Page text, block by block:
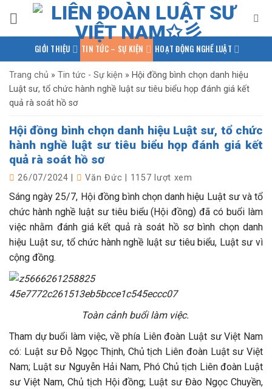
qua
nội
GIỚI THIỆU TIN TỨC – SỰ KIỆN HOẠT ĐỘNG NGHỀ LUẬT
PHÁP LUẬT QUỐC TẾ NGHIÊN CỨU – TRAO ĐỔI
KIẾN THỨC PHÁP LUẬT
Trang chủ » Tin tức - Sự kiện » Hội đồng bình chọn danh hiệu
Luật sư, tổ chức hành nghề luật sư tiêu biểu họp đánh giá kết
quả rà soát hồ sơ
Hội đồng bình chọn danh hiệu Luật sư, tổ chức
hành nghề luật sư tiêu biểu họp đánh giá kết
quả rà soát hồ sơ
26/07/2024 Văn Đức 1157 lượt xem
Sáng ngày 25/7, Hội đồng bình chọn danh hiệu Luật sư và tổ
chức hành nghề luật sư tiêu biểu (Hội đồng) đã có buổi làm
việc nhằm đánh giá kết quả rà soát hồ sơ bình chọn danh
hiệu Luật sư, tổ chức hành nghề luật sư tiêu biểu, Luật sư vì
cộng đồng.
Toàn cảnh buổi làm việc.
Tham dự buổi làm việc, về phía Liên đoàn Luật sư Việt Nam
có: Luật sư Đỗ Ngọc Thịnh, Chủ tịch Liên đoàn Luật sư Việt
Nam; Luật sư Nguyễn Hải Nam, Phó Chủ tịch Liên đoàn Luật
sư Việt Nam, Chủ tịch Hội đồng; Luật sư Đào Ngọc Chuyền,